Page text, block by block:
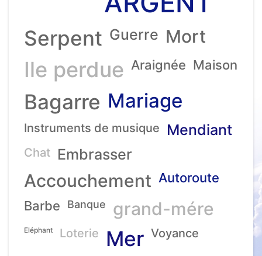
Serpent Guerre Mort
Ile perdue Araignée Maison
Bagarre Mariage
Instruments de musique Mendiant
Chat Embrasser
Accouchement Autoroute
Barbe
Banque grand-mére
Eléphant Loterie Mer Voyance